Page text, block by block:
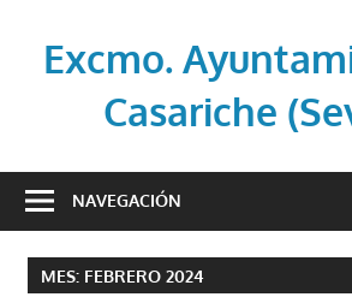
contenidoExcmo.
Casariche
oficial
Ayuntamiento
de
NAVEGACIÓN
MES: FEBRERO 2024